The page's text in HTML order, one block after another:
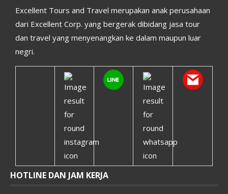
Excellent Tours and Travel merupakan anak perusahaan
dari Excellent Corp. yang bergerak dibidang jasa tour
dan travel yang menyenangkan ke dalam maupun luar
negri.
HOTLINE DAN JAM KERJA